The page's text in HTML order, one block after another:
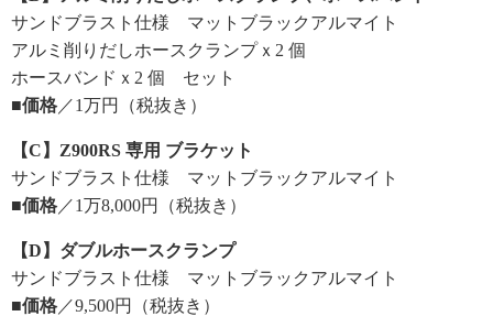
サンドブラスト仕様 マットブラックアルマイト
アルミ削りだしホースクランプｘ2 個
ホースバンドｘ2 個 セット
■価格／1万円（税抜き）
【C】Z900RS 専用 ブラケット
サンドブラスト仕様 マットブラックアルマイト
■価格／1万8,000円（税抜き）
【D】ダブルホースクランプ
サンドブラスト仕様 マットブラックアルマイト
■価格／9,500円（税抜き）